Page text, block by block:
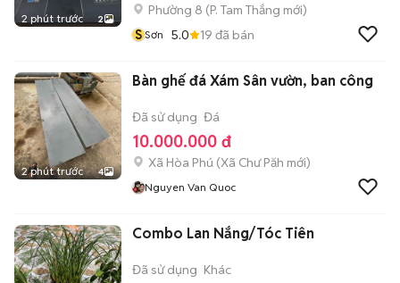
2 phút trước 2
Phường 8 (P. Tam Thắng mới)
S Sơn 5.0 19 đã bán
2 phút trước 4
Bàn ghế đá Xám Sân vườn, ban công
Đã sử dụng Đá
10.000.000 đ
Xã Hòa Phú (Xã Chư Păh mới)
Nguyen Van Quoc
Combo Lan Nắng/Tóc Tiên
Đã sử dụng Khác